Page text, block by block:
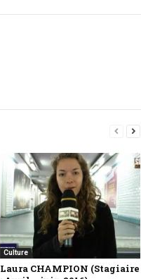
Culture
Laura CHAMPION (Stagiaire